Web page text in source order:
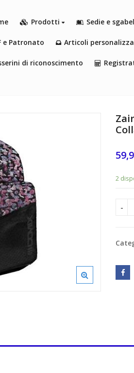
Prodotti Sedie e
e Patronato Articoli
di riconoscimento
2